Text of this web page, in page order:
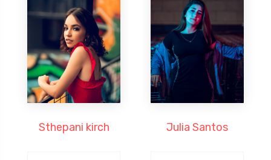
Sthepani kirch Julia Santos